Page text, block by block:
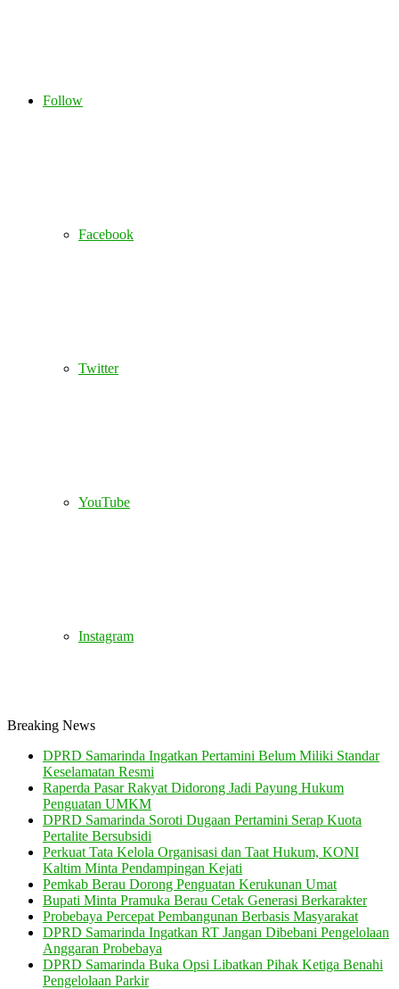
Follow
Facebook
Twitter
YouTube
Instagram
Breaking News
DPRD Samarinda Ingatkan Pertamini Belum Miliki Standar
Keselamatan Resmi
Raperda Pasar Rakyat Didorong Jadi Payung Hukum
Penguatan UMKM
DPRD Samarinda Soroti Dugaan Pertamini Serap Kuota
Pertalite Bersubsidi
Perkuat Tata Kelola Organisasi dan Taat Hukum, KONI
Kaltim Minta Pendampingan Kejati
Pemkab Berau Dorong Penguatan Kerukunan Umat
Bupati Minta Pramuka Berau Cetak Generasi Berkarakter
Probebaya Percepat Pembangunan Berbasis Masyarakat
DPRD Samarinda Ingatkan RT Jangan Dibebani Pengelolaan
Anggaran Probebaya
DPRD Samarinda Buka Opsi Libatkan Pihak Ketiga Benahi
Pengelolaan Parkir